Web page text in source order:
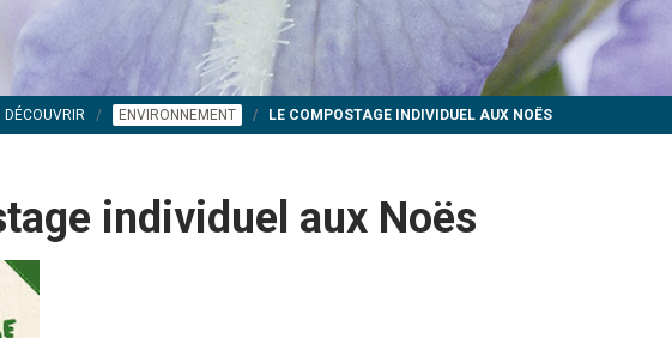
DÉCOUVRIR ENVIRONNEMENT LE COMPOSTAGE INDIVIDUEL AUX NOËS
individuel aux Noës